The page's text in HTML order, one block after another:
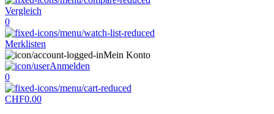
Vergleich
0
Merklisten
Mein Konto
Anmelden
0
CHF0.00